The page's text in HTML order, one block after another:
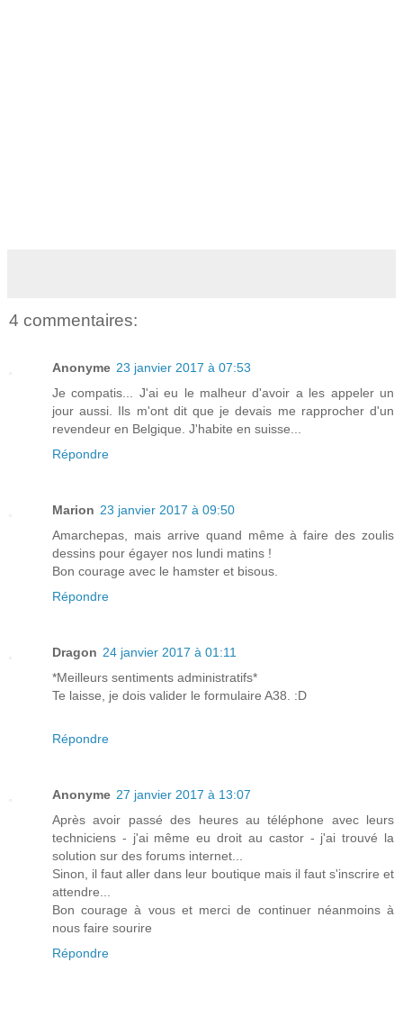
4 commentaires:
Anonyme 23 janvier 2017 à 07:53
Je compatis... J'ai eu le malheur d'avoir a les appeler un
jour aussi. Ils m'ont dit que je devais me rapprocher d'un
revendeur en Belgique. J'habite en suisse...
Répondre
Marion 23 janvier 2017 à 09:50
Amarchepas, mais arrive quand même à faire des zoulis
dessins pour égayer nos lundi matins !
Bon courage avec le hamster et bisous.
Répondre
Dragon 24 janvier 2017 à 01:11
*Meilleurs sentiments administratifs*
Te laisse, je dois valider le formulaire A38. :D
Répondre
Anonyme 27 janvier 2017 à 13:07
Après avoir passé des heures au téléphone avec leurs
techniciens - j'ai même eu droit au castor - j'ai trouvé la
solution sur des forums internet...
Sinon, il faut aller dans leur boutique mais il faut s'inscrire et
attendre...
Bon courage à vous et merci de continuer néanmoins à
nous faire sourire
Répondre